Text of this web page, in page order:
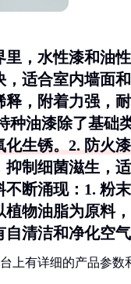
，水性漆和油
适合室内墙面
释，附着力强，
种油漆除了基础
化生锈。2. 防火漆
制细菌滋生，
断涌现：1. 粉
植物油脂为原料
清洁和净化空气
上有详细的产品参数